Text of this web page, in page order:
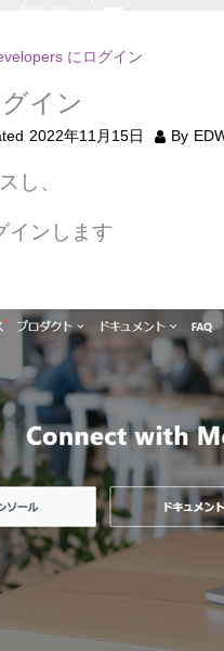
にログイン
イン
2022年11月15日 By
し、
インします